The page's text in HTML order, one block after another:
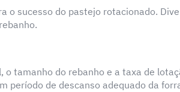
o sucesso do pastejo rotacionado.
tamanho do rebanho e a taxa de
período de descanso adequado da